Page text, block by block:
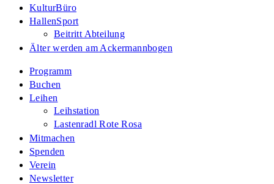
KulturBüro
HallenSport
Beitritt Abteilung
Älter werden am Ackermannbogen
Programm
Buchen
Leihen
Leihstation
Lastenradl Rote Rosa
Mitmachen
Spenden
Verein
Newsletter